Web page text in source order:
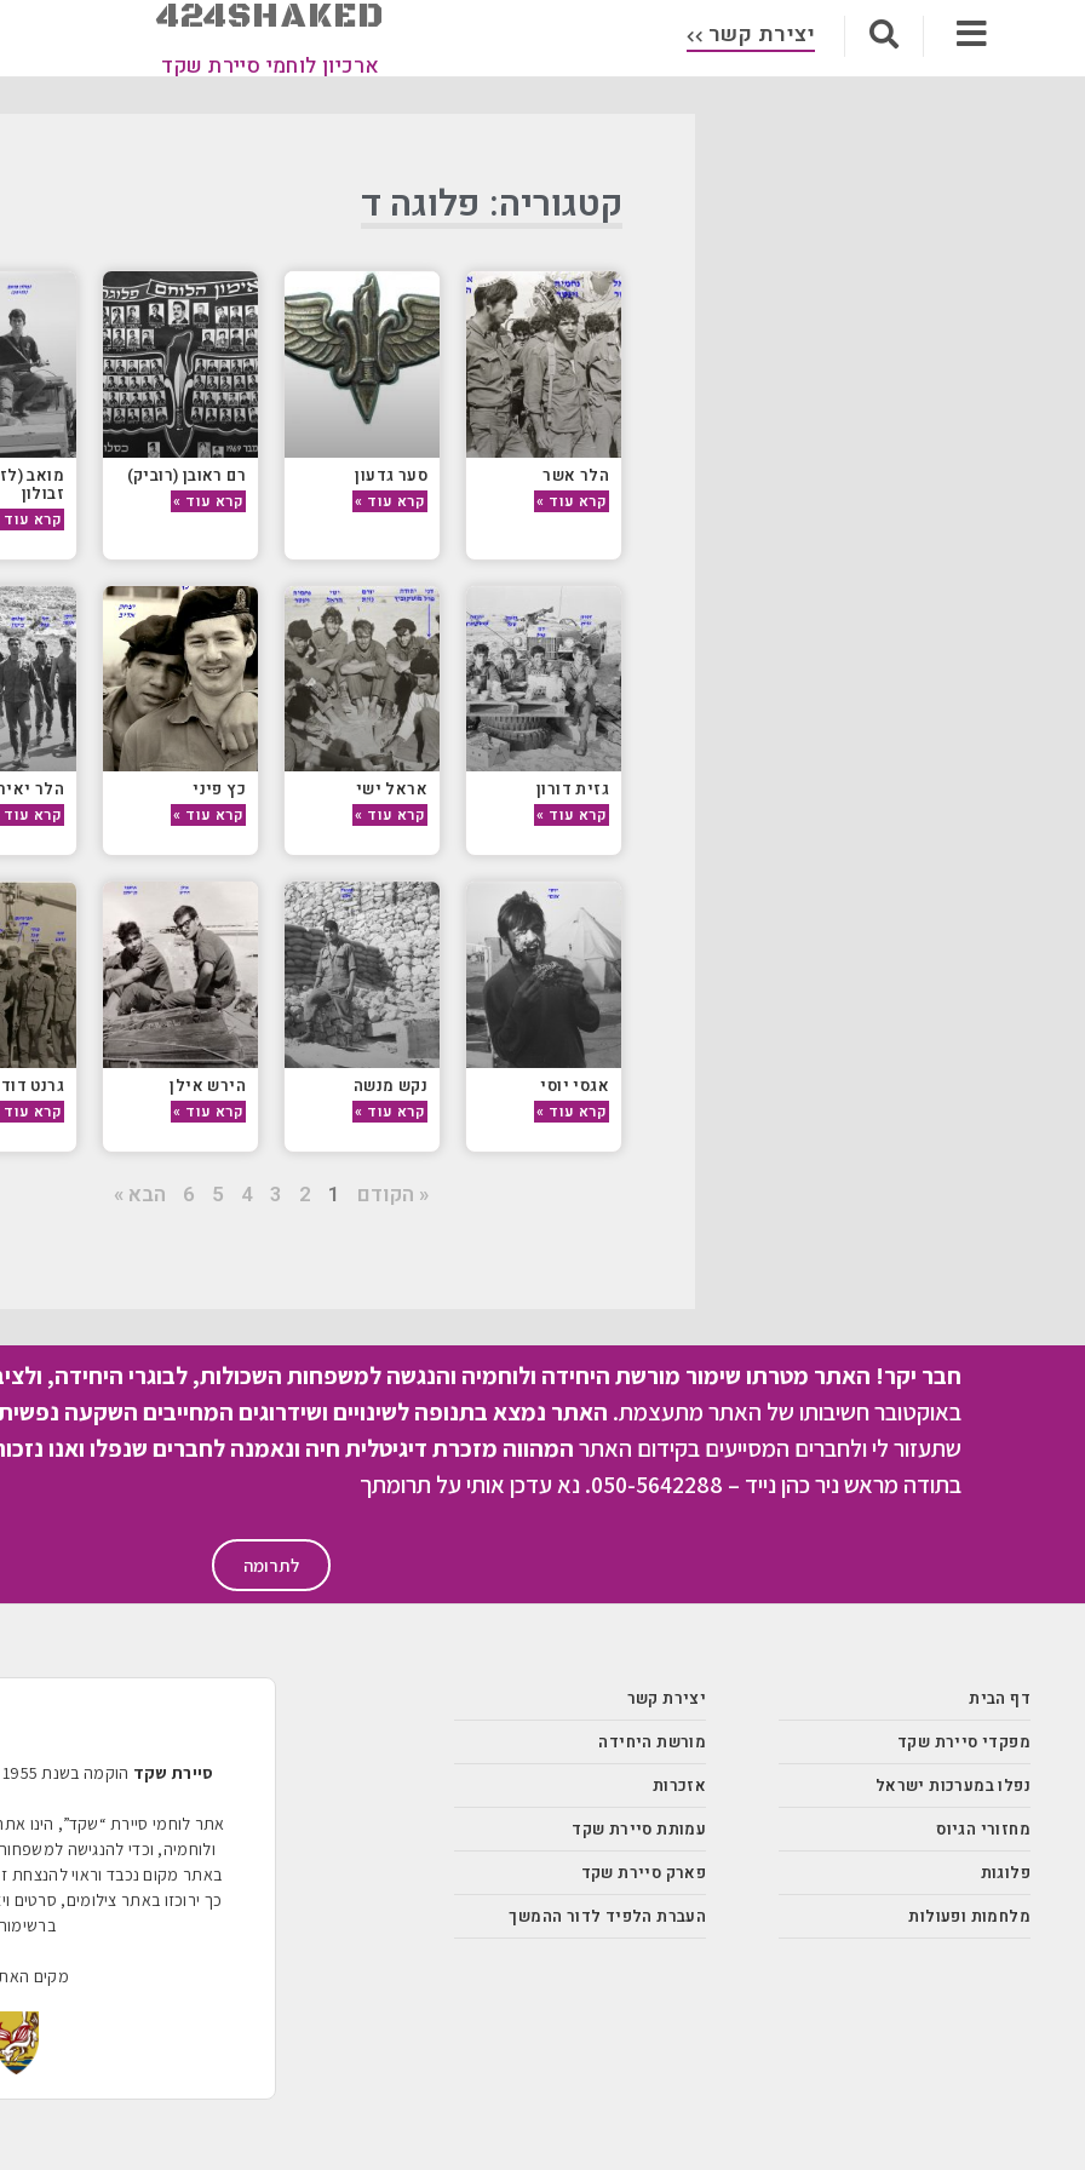
יצירת קשר 424SHAKED
ארכיון לוחמי סיירת שקד
קטגוריה: פלוגה ד
הלר אשר
קרא עוד »
סער גדעון
קרא עוד »
רם ראובן (רוביק)
קרא עוד »
מואב
זבולון
קרא עוד
גזית דורון
קרא עוד »
אראל ישי
קרא עוד »
כץ פיני
קרא עוד »
הלר
קרא עוד
אגסי יוסי
קרא עוד »
נקש מנשה
קרא עוד »
הירש אילן
קרא עוד »
גרנט דוד
קרא עוד
« הקודם 1
2
3
4
5
6 הבא »
חבר יקר! האתר מטרתו שימור מורשת היחידה ולוחמיה והנגשה למשפחות השכולות, לבוגרי היחידה,
באוקטובר חשיבותו של האתר מתעצמת. האתר נמצא בתנופה לשינויים ושידרוגים המחייבים השקעה
שתעזור לי ולחברים המסייעים בקידום האתרהמהווה מזכרת דיגיטלית חיה ונאמנה לחברים שנפלו ואנו
בתודה מראש ניר כהן נייד – 050-5642288. נא עדכן אותי על תרומתך
לתרומה
דף הבית
מפקדי סיירת שקד
נפלו במערכות ישראל
מחזורי הגיוס
פלוגות
מלחמות ופעולות
יצירת קשר
מורשת היחידה
אזכרות
עמותת סיירת שקד
פארק סיירת שקד
העברת הלפיד לדור ההמשך
סיירת שקד
אתר לוחמי סיירת “שקד”, הינו
ולוחמיה, וכדי להנגישה
באתר מקום נכבד וראוי להנצחת
כך ירוכזו באתר צילומים, סרטים
מקים